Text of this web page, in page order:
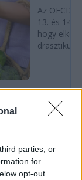
parties, or
for
opt-out
Az OECD
13. és 14.
hogy
drasztikus